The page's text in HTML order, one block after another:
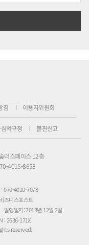
침 이용자위원회
의규정 불편신고
더스페이스 12층
4015-8658
: 070-4010-7078
즈니스포스트
발행일자: 2013년 12월 2일
: 2636-171X
reserved.